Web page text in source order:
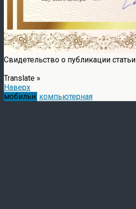
Свидетельство о публикации статьи
Translate »
Наверх
мобильн. компьютерная